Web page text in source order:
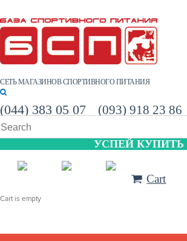
СЕТЬ МАГАЗИНОВ СПОРТИВНОГО ПИТАНИЯ
(044) 383 05 07 (093) 918 23 86
УСПЕЙ КУПИТЬ
Cart
Cart is empty